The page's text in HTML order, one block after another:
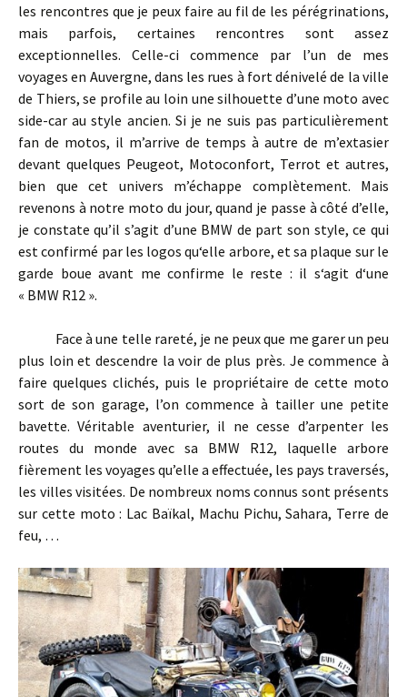
les rencontres que je peux faire au fil de les pérégrinations,
mais parfois, certaines rencontres sont assez
exceptionnelles. Celle-ci commence par l’un de mes
voyages en Auvergne, dans les rues à fort dénivelé de la ville
de Thiers, se profile au loin une silhouette d’une moto avec
side-car au style ancien. Si je ne suis pas particulièrement
fan de motos, il m’arrive de temps à autre de m’extasier
devant quelques Peugeot, Motoconfort, Terrot et autres,
bien que cet univers m’échappe complètement. Mais
revenons à notre moto du jour, quand je passe à côté d’elle,
je constate qu’il s’agit d’une BMW de part son style, ce qui
est confirmé par les logos qu‘elle arbore, et sa plaque sur le
garde boue avant me confirme le reste : il s‘agit d‘une
« BMW R12 ».
Face à une telle rareté, je ne peux que me garer un peu
plus loin et descendre la voir de plus près. Je commence à
faire quelques clichés, puis le propriétaire de cette moto
sort de son garage, l’on commence à tailler une petite
bavette. Véritable aventurier, il ne cesse d’arpenter les
routes du monde avec sa BMW R12, laquelle arbore
fièrement les voyages qu’elle a effectuée, les pays traversés,
les villes visitées. De nombreux noms connus sont présents
sur cette moto : Lac Baïkal, Machu Pichu, Sahara, Terre de
feu, …